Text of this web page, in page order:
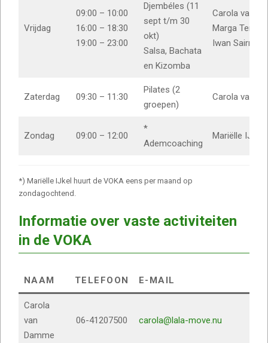
Vrijdag
09:00 – 10:00
16:00 – 18:30
19:00 – 23:00
Djembéles (11
sept t/m 30
okt)
Salsa, Bachata
en Kizomba
Carola van
Marga
Iwan Sairras
Zaterdag 09:30 – 11:30
Pilates (2
groepen)
Carola van
Zondag 09:00 – 12:00
*
Ademcoaching
Mariëlle IJkel
*) Mariëlle IJkel huurt de VOKA eens per maand op
zondagochtend.
Informatie over vaste activiteiten
in de VOKA
NAAM TELEFOON E-MAIL
Carola
van
Damme
06-41207500 carola@lala-move.nu